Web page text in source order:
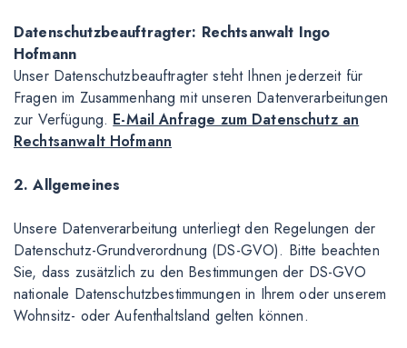
Datenschutzbeauftragter: Rechtsanwalt Ingo
Hofmann
Unser Datenschutzbeauftragter steht Ihnen jederzeit für
Fragen im Zusammenhang mit unseren Datenverarbeitungen
zur Verfügung. E-Mail Anfrage zum Datenschutz an
Rechtsanwalt Hofmann
2. Allgemeines
Unsere Datenverarbeitung unterliegt den Regelungen der
Datenschutz-Grundverordnung (DS-GVO). Bitte beachten
Sie, dass zusätzlich zu den Bestimmungen der DS-GVO
nationale Datenschutzbestimmungen in Ihrem oder unserem
Wohnsitz- oder Aufenthaltsland gelten können.